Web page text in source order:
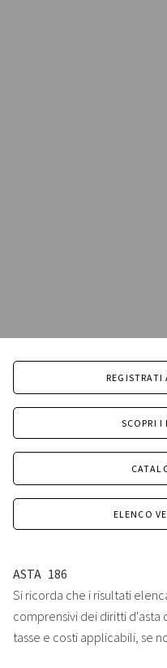
REGISTRATI
SCOPRI I
ELENCO
ASTA 186
Si ricorda che i risultati
comprensivi dei diritti d'asta
tasse e costi applicabili, se